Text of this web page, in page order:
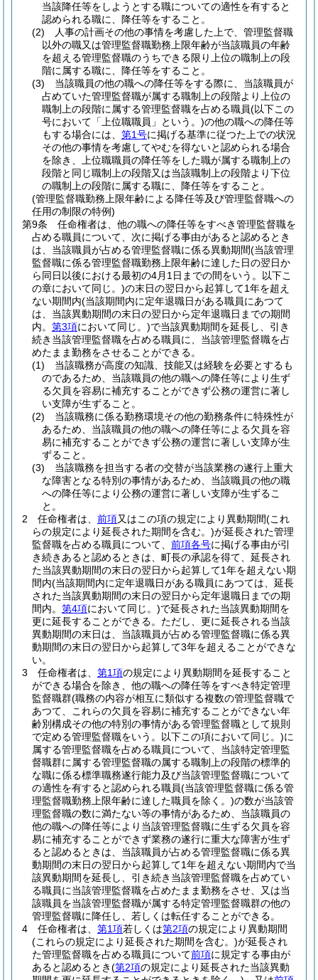
当該降任等をしようとする職についての適性を有すると
認められる職に、降任等をすること。
(2)
人事の計画その他の事情を考慮した上で、管理監督職
以外の職又は管理監督職勤務上限年齢が当該職員の年齢
を超える管理監督職のうちできる限り上位の職制上の段
階に属する職に、降任等をすること。
(3)
当該職員の他の職への降任等をする際に、当該職員が
占めていた管理監督職が属する職制上の段階より上位の
職制上の段階に属する管理監督職を占める職員(以下この
号において「上位職職員」という。)の他の職への降任等
もする場合には、 第1号に掲げる基準に従つた上での状況
その他の事情を考慮してやむを得ないと認められる場合
を除き、上位職職員の降任等をした職が属する職制上の
段階と同じ職制上の段階又は当該職制上の段階より下位
の職制上の段階に属する職に、降任等をすること。
(管理監督職勤務上限年齢による降任等及び管理監督職への
任用の制限の特例)
第9条
任命権者は、他の職への降任等をすべき管理監督職を
占める職員について、次に掲げる事由があると認めるとき
は、当該職員が占める管理監督職に係る異動期間(当該管理
監督職に係る管理監督職勤務上限年齢に達した日の翌日か
ら同日以後における最初の4月1日までの間をいう。以下こ
の章において同じ。)の末日の翌日から起算して1年を超え
ない期間内(当該期間内に定年退職日がある職員にあつて
は、当該異動期間の末日の翌日から定年退職日までの期間
内。 第3項において同じ。)で当該異動期間を延長し、引き
続き当該管理監督職を占める職員に、当該管理監督職を占
めたまま勤務をさせることができる。
(1)
当該職務が高度の知識、技能又は経験を必要とするも
のであるため、当該職員の他の職への降任等により生ず
る欠員を容易に補充することができず公務の運営に著し
い支障が生ずること。
(2)
当該職務に係る勤務環境その他の勤務条件に特殊性が
あるため、当該職員の他の職への降任等による欠員を容
易に補充することができず公務の運営に著しい支障が生
ずること。
(3)
当該職務を担当する者の交替が当該業務の遂行上重大
な障害となる特別の事情があるため、当該職員の他の職
への降任等により公務の運営に著しい支障が生ずるこ
と。
2
任命権者は、 前項又はこの項の規定により異動期間(これ
らの規定により延長された期間を含む。)が延長された管理
監督職を占める職員について、 前項各号に掲げる事由が引
き続きあると認めるときは、町長の承認を得て、延長され
た当該異動期間の末日の翌日から起算して1年を超えない期
間内(当該期間内に定年退職日がある職員にあつては、延長
された当該異動期間の末日の翌日から定年退職日までの期
間内。 第4項において同じ。)で延長された当該異動期間を
更に延長することができる。 ただし、更に延長される当該
異動期間の末日は、当該職員が占める管理監督職に係る異
動期間の末日の翌日から起算して3年を超えることができな
い。
3
任命権者は、 第1項の規定により異動期間を延長すること
ができる場合を除き、他の職への降任等をすべき特定管理
監督職群(職務の内容が相互に類似する複数の管理監督職で
あつて、これらの欠員を容易に補充することができない年
齢別構成その他の特別の事情がある管理監督職として規則
で定める管理監督職をいう。以下この項において同じ。)に
属する管理監督職を占める職員について、当該特定管理監
督職群に属する管理監督職の属する職制上の段階の標準的
な職に係る標準職務遂行能力及び当該管理監督職について
の適性を有すると認められる職員(当該管理監督職に係る管
理監督職勤務上限年齢に達した職員を除く。)の数が当該管
理監督職の数に満たない等の事情があるため、当該職員の
他の職への降任等により当該管理監督職に生ずる欠員を容
易に補充することができず業務の遂行に重大な障害が生ず
ると認めるときは、当該職員が占める管理監督職に係る異
動期間の末日の翌日から起算して1年を超えない期間内で当
該異動期間を延長し、引き続き当該管理監督職を占めてい
る職員に当該管理監督職を占めたまま勤務をさせ、又は当
該職員を当該管理監督職が属する特定管理監督職群の他の
管理監督職に降任し、若しくは転任することができる。
4
任命権者は、 第1項若しくは第2項の規定により異動期間
(これらの規定により延長された期間を含む。)が延長され
た管理監督職を占める職員について前項に規定する事由が
あると認めるとき(第2項の規定により延長された当該異動